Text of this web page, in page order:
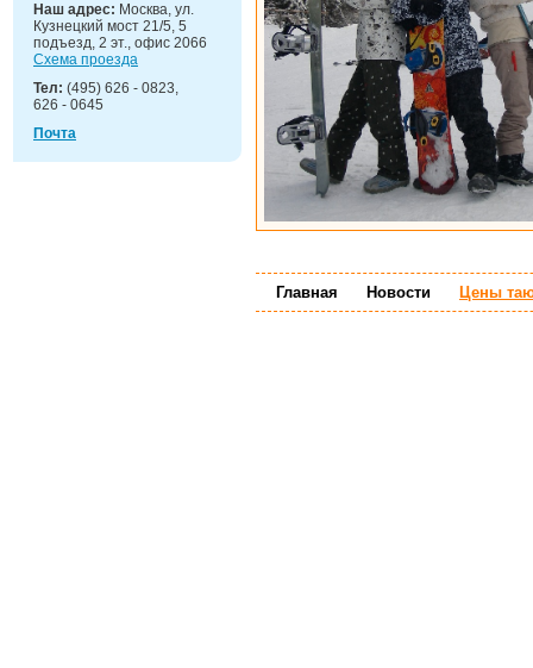
Наш адрес: Москва, ул.
Кузнецкий мост 21/5, 5
подъезд, 2 эт., офис 2066
Схема проезда
Тел: (495) 626 - 0823,
626 - 0645
Почта
Главная Новости Цены